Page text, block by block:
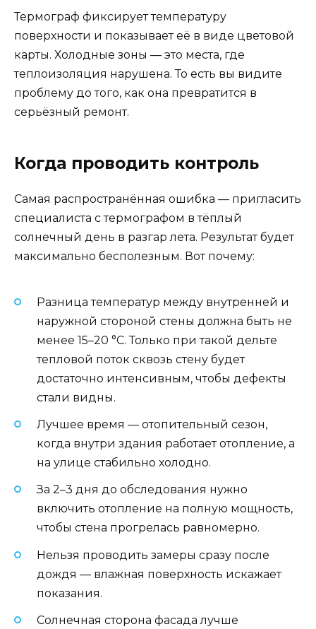
Термограф фиксирует температуру
поверхности и показывает её в виде цветовой
карты. Холодные зоны — это места, где
теплоизоляция нарушена. То есть вы видите
проблему до того, как она превратится в
серьёзный ремонт.
Когда проводить контроль
Самая распространённая ошибка — пригласить
специалиста с термографом в тёплый
солнечный день в разгар лета. Результат будет
максимально бесполезным. Вот почему:
Разница температур между внутренней и
наружной стороной стены должна быть не
менее 15–20 °C. Только при такой дельте
тепловой поток сквозь стену будет
достаточно интенсивным, чтобы дефекты
стали видны.
Лучшее время — отопительный сезон,
когда внутри здания работает отопление, а
на улице стабильно холодно.
За 2–3 дня до обследования нужно
включить отопление на полную мощность,
чтобы стена прогрелась равномерно.
Нельзя проводить замеры сразу после
дождя — влажная поверхность искажает
показания.
Солнечная сторона фасада лучше